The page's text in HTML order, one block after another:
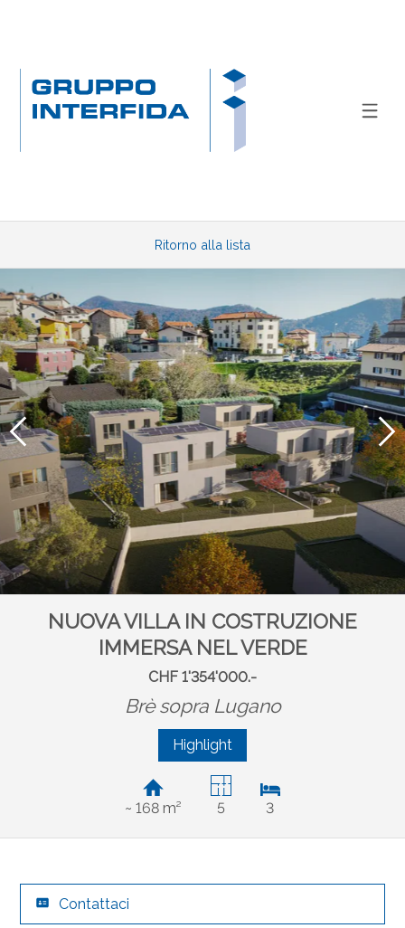
Ritorno alla lista
NUOVA VILLA IN COSTRUZIONE
IMMERSA NEL VERDE
CHF 1'354'000.-
Brè sopra Lugano
Highlight
~ 168 m² 5 3
Contattaci